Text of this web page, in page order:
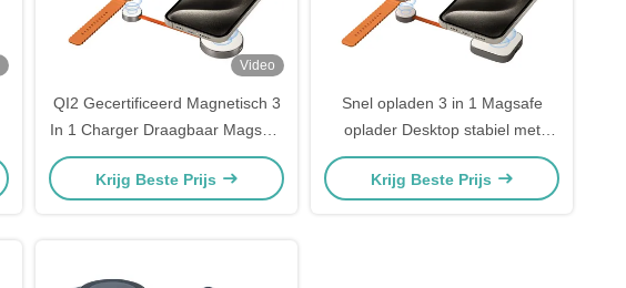
Video
QI2 Gecertificeerd Magnetisch 3
In 1 Charger Draagbaar Magsafe
Draadloos Charger
Krijg Beste Prijs
Snel opladen 3 in 1 Magsafe
oplader Desktop stabiel met
telefoonhouder
Krijg Beste Prijs